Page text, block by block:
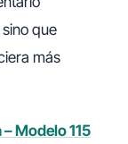
que
más
Modelo 115